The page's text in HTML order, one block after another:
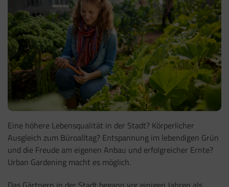
Eine höhere Lebensqualität in der Stadt? Körperlicher
Ausgleich zum Büroalltag? Entspannung im lebendigen Grün
und die Freude am eigenen Anbau und erfolgreicher Ernte?
Urban Gardening macht es möglich.